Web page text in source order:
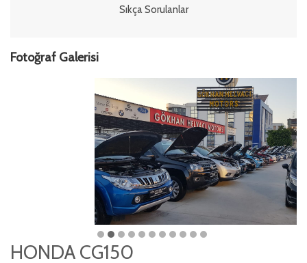
Sıkça Sorulanlar
Fotoğraf Galerisi
HONDA CG150